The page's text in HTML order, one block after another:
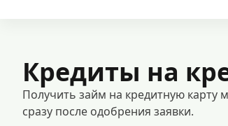
Кредиты на
Получить займ на кредитную
сразу после одобрения заявки.